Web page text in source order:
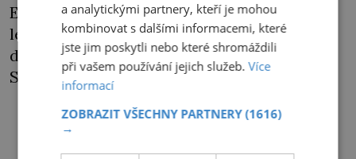
Existují proto teorie, zda spojenecké
letectvo zbrojovku nezničilo z prostého
důvodu: aby ji nemohl napříště využít
Sovětský svaz.
PŘEHRÁT
a analytickými partnery, kteří je mohou
kombinovat s dalšími informacemi, které
jste jim poskytli nebo které shromáždili
při vašem používání jejich služeb.Více
informací
ZOBRAZIT VŠECHNY PARTNERY(1616)
→